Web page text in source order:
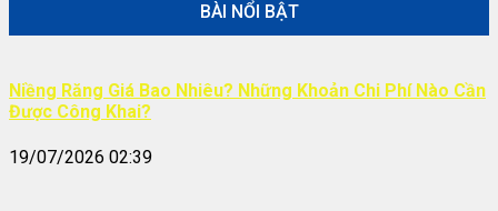
BÀI NỔI BẬT
Niềng Răng Giá Bao Nhiêu? Những Khoản Chi Phí Nào Cần
Được Công Khai?
19/07/2026 02:39